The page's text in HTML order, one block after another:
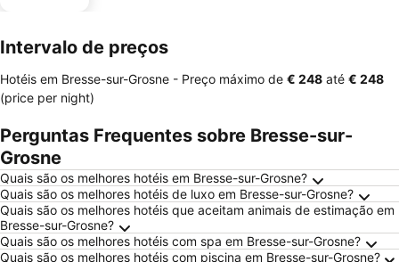
Intervalo de preços
Hotéis em Bresse-sur-Grosne - Preço máximo de ‎€ 248 até ‎€ 248
(price per night)
Perguntas Frequentes sobre Bresse-sur-
Grosne
Quais são os melhores hotéis em Bresse-sur-Grosne?
Quais são os melhores hotéis de luxo em Bresse-sur-Grosne?
Quais são os melhores hotéis que aceitam animais de estimação em
Bresse-sur-Grosne?
Quais são os melhores hotéis com spa em Bresse-sur-Grosne?
Quais são os melhores hotéis com piscina em Bresse-sur-Grosne?